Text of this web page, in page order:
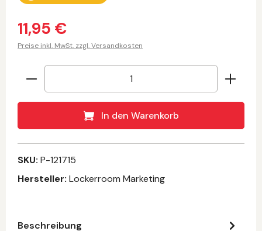
11,95 €
Preise inkl. MwSt. zzgl. Versandkosten
Produkt Anzahl: Gib den gewünschten
In den Warenkorb
SKU: P-121715
Hersteller: Lockerroom Marketing
Beschreibung